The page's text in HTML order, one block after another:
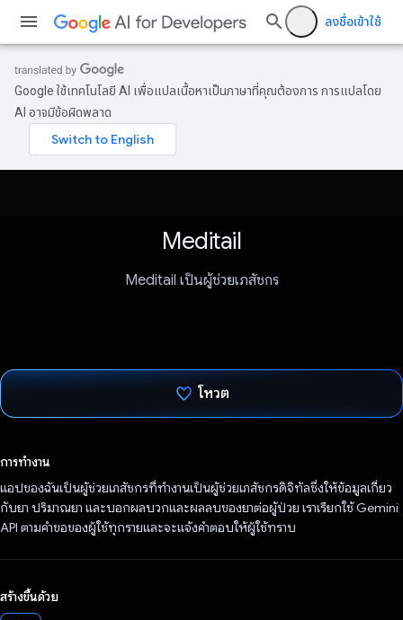
ลงชื่อเข้าใช้
Google ใช้เทคโนโลยี AI เพื่อแปลเนื้อหาเป็นภาษาที่คุณต้องการ การแปลโดย
AI อาจมีข้อผิดพลาด
Meditail
Meditail เป็นผู้ช่วยเภสัชกร
โหวต
การทำงาน
แอปของฉันเป็นผู้ช่วยเภสัชกรที่ทำงานเป็นผู้ช่วยเภสัชกรดิจิทัลซึ่งให้ข้อมูลเกี่ยว
กับยา ปริมาณยา และบอกผลบวกและผลลบของยาต่อผู้ป่วย เราเรียกใช้ Gemini
API ตามคำขอของผู้ใช้ทุกรายและจะแจ้งคำตอบให้ผู้ใช้ทราบ
สร้างขึ้นด้วย